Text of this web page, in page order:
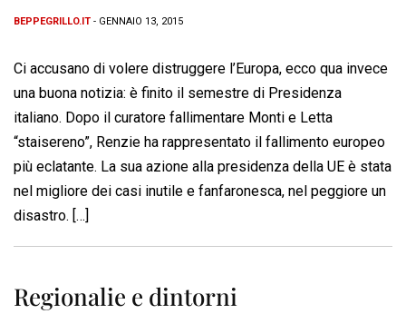
BEPPEGRILLO.IT - GENNAIO 13, 2015
Ci accusano di volere distruggere l’Europa, ecco qua invece
una buona notizia: è finito il semestre di Presidenza
italiano. Dopo il curatore fallimentare Monti e Letta
“staisereno”, Renzie ha rappresentato il fallimento europeo
più eclatante. La sua azione alla presidenza della UE è stata
nel migliore dei casi inutile e fanfaronesca, nel peggiore un
disastro. […]
Regionalie e dintorni